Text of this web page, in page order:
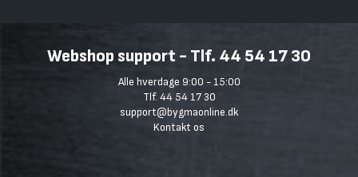
Webshop support - Tlf. 44 54 17 30
Alle hverdage 9:00 - 15:00
Tlf. 44 54 17 30
support@bygmaonline.dk
Kontakt os